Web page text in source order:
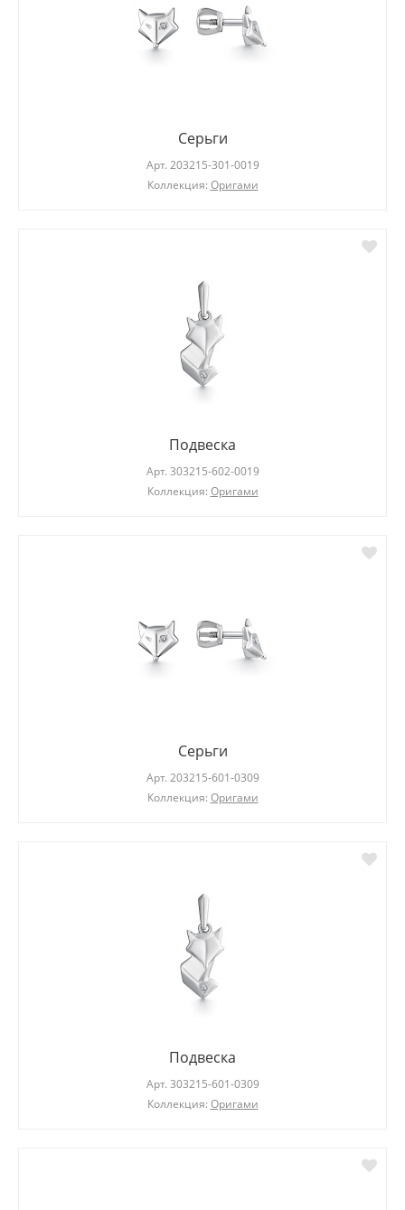
Серьги
Арт. 203215-301-0019
Коллекция: Оригами
Подвеска
Арт. 303215-602-0019
Коллекция: Оригами
Серьги
Арт. 203215-601-0309
Коллекция: Оригами
Подвеска
Арт. 303215-601-0309
Коллекция: Оригами